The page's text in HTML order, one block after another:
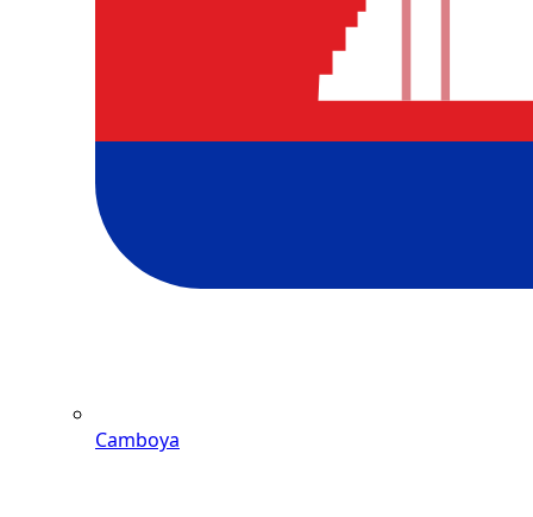
Camboya